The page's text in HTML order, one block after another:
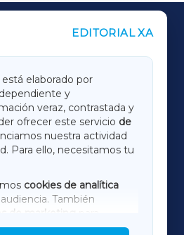
EDITORIAL XA
elaborado por
y
veraz, contrastada y
ofrecer este servicio de
nuestra actividad
Para ello, necesitamos tu
cookies de analítica
También
de marketing
terceros.
LUGOXA
AMARIÑAXA